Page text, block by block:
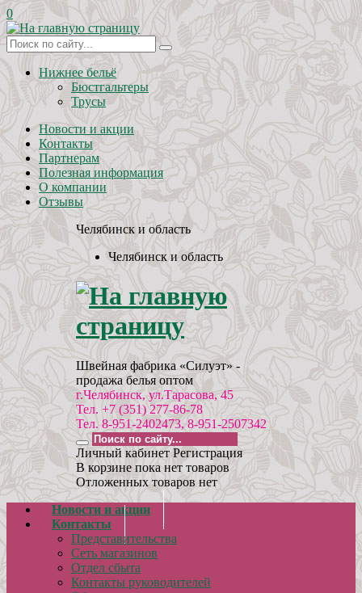
0
Нижнее бельё
Бюстгальтеры
Трусы
Новости и акции
Контакты
Партнерам
Полезная информация
О компании
Отзывы
Челябинск и область
Челябинск и область
Швейная фабрика «Силуэт» -
продажа белья оптом
г.Челябинск, ул.Тарасова, 45
Тел. +7 (351) 277-86-78
Тел. 8-951-2402473, 8-951-2507342
Личный кабинет Регистрация
В корзине пока нет товаров
Отложенных товаров нет
Новости и акции
Контакты
Представительства
Сеть магазинов
Отдел сбыта
Контакты руководителей